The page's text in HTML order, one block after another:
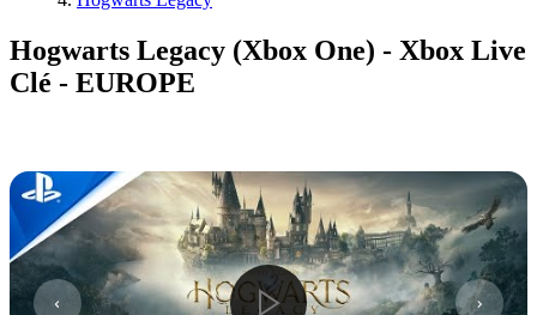
Hogwarts Legacy (Xbox One) - Xbox Live
Clé - EUROPE